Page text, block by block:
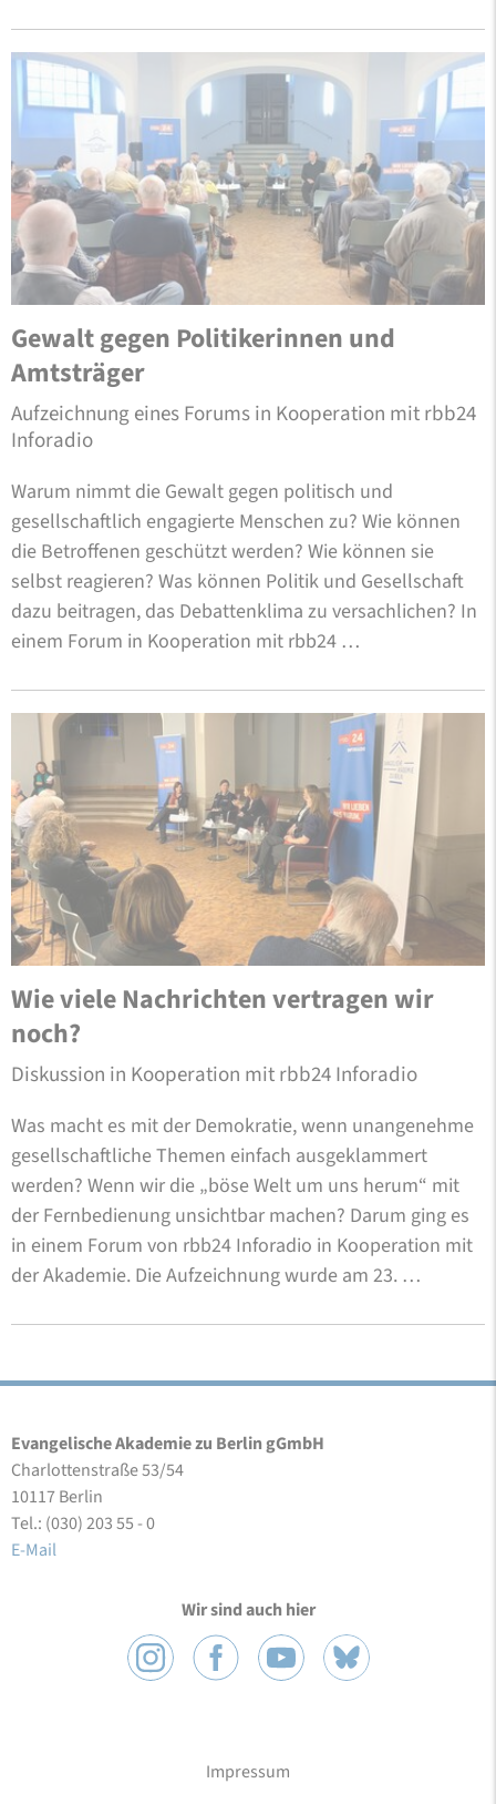
Gewalt gegen Politikerinnen und
Amtsträger
Aufzeichnung eines Forums in Kooperation mit rbb24
Inforadio
Warum nimmt die Gewalt gegen politisch und
gesellschaftlich engagierte Menschen zu? Wie können
die Betroffenen geschützt werden? Wie können sie
selbst reagieren? Was können Politik und Gesellschaft
dazu beitragen, das Debattenklima zu versachlichen? In
einem Forum in Kooperation mit rbb24 …
Wie viele Nachrichten vertragen wir
noch?
Diskussion in Kooperation mit rbb24 Inforadio
Was macht es mit der Demokratie, wenn unangenehme
gesellschaftliche Themen einfach ausgeklammert
werden? Wenn wir die „böse Welt um uns herum“ mit
der Fernbedienung unsichtbar machen? Darum ging es
in einem Forum von rbb24 Inforadio in Kooperation mit
der Akademie. Die Aufzeichnung wurde am 23. …
Evangelische Akademie zu Berlin gGmbH
Charlottenstraße 53/54
10117 Berlin
Tel.: (030) 203 55 - 0
E-Mail
Wir sind auch hier
Impressum